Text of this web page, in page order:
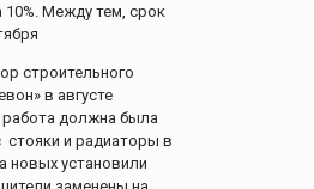
10%. Между тем, срок
строительного
в августе
должна была
стояки и радиаторы в
новых установили